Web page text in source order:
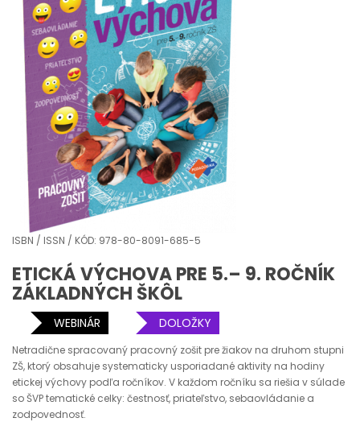
ISBN / ISSN / KÓD: 978-80-8091-685-5
ETICKÁ VÝCHOVA PRE 5.– 9. ROČNÍK
ZÁKLADNÝCH ŠKÔL
WEBINÁR DOLOŽKY
Netradične spracovaný pracovný zošit pre žiakov na druhom stupni
ZŠ, ktorý obsahuje systematicky usporiadané aktivity na hodiny
etickej výchovy podľa ročníkov. V každom ročníku sa riešia v súlade
so ŠVP tematické celky: čestnosť, priateľstvo, sebaovládanie a
zodpovednosť.